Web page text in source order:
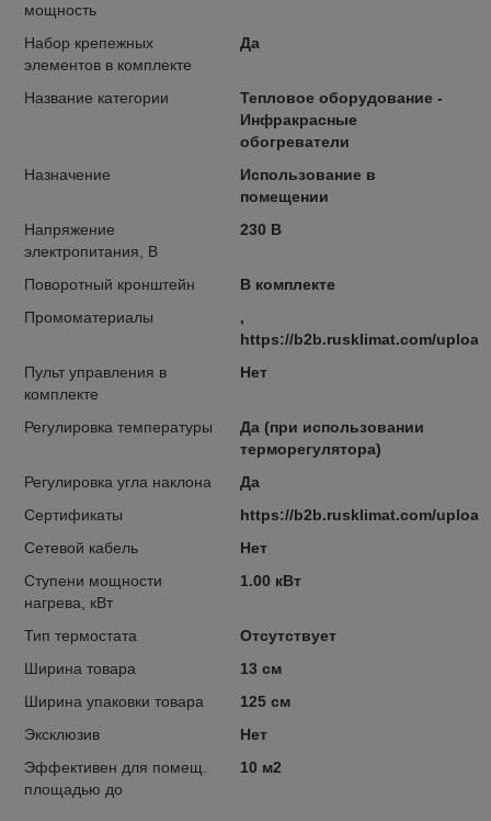
мощность
Набор крепежных
элементов в комплекте
Да
Название категории
Тепловое оборудование -
Инфракрасные
обогреватели
Назначение
Использование в
помещении
Напряжение
электропитания, В
230 В
Поворотный кронштейн
В комплекте
Промоматериалы
,
https://b2b.rusklimat.com/
Пульт управления в
комплекте
Нет
Регулировка температуры
Да (при использовании
терморегулятора)
Регулировка угла наклона
Да
Сертификаты
https://b2b.rusklimat.com/
Сетевой кабель
Нет
Ступени мощности
нагрева, кВт
1.00 кВт
Тип термостата
Отсутствует
Ширина товара
13 см
Ширина упаковки товара
125 см
Эксклюзив
Нет
Эффективен для помещ.
площадью до
10 м2